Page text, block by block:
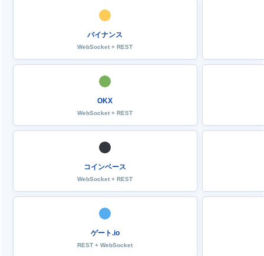
バイナンス
WebSocket + REST
OKX
WebSocket + REST
コインベース
WebSocket + REST
ゲート.io
REST + WebSocket